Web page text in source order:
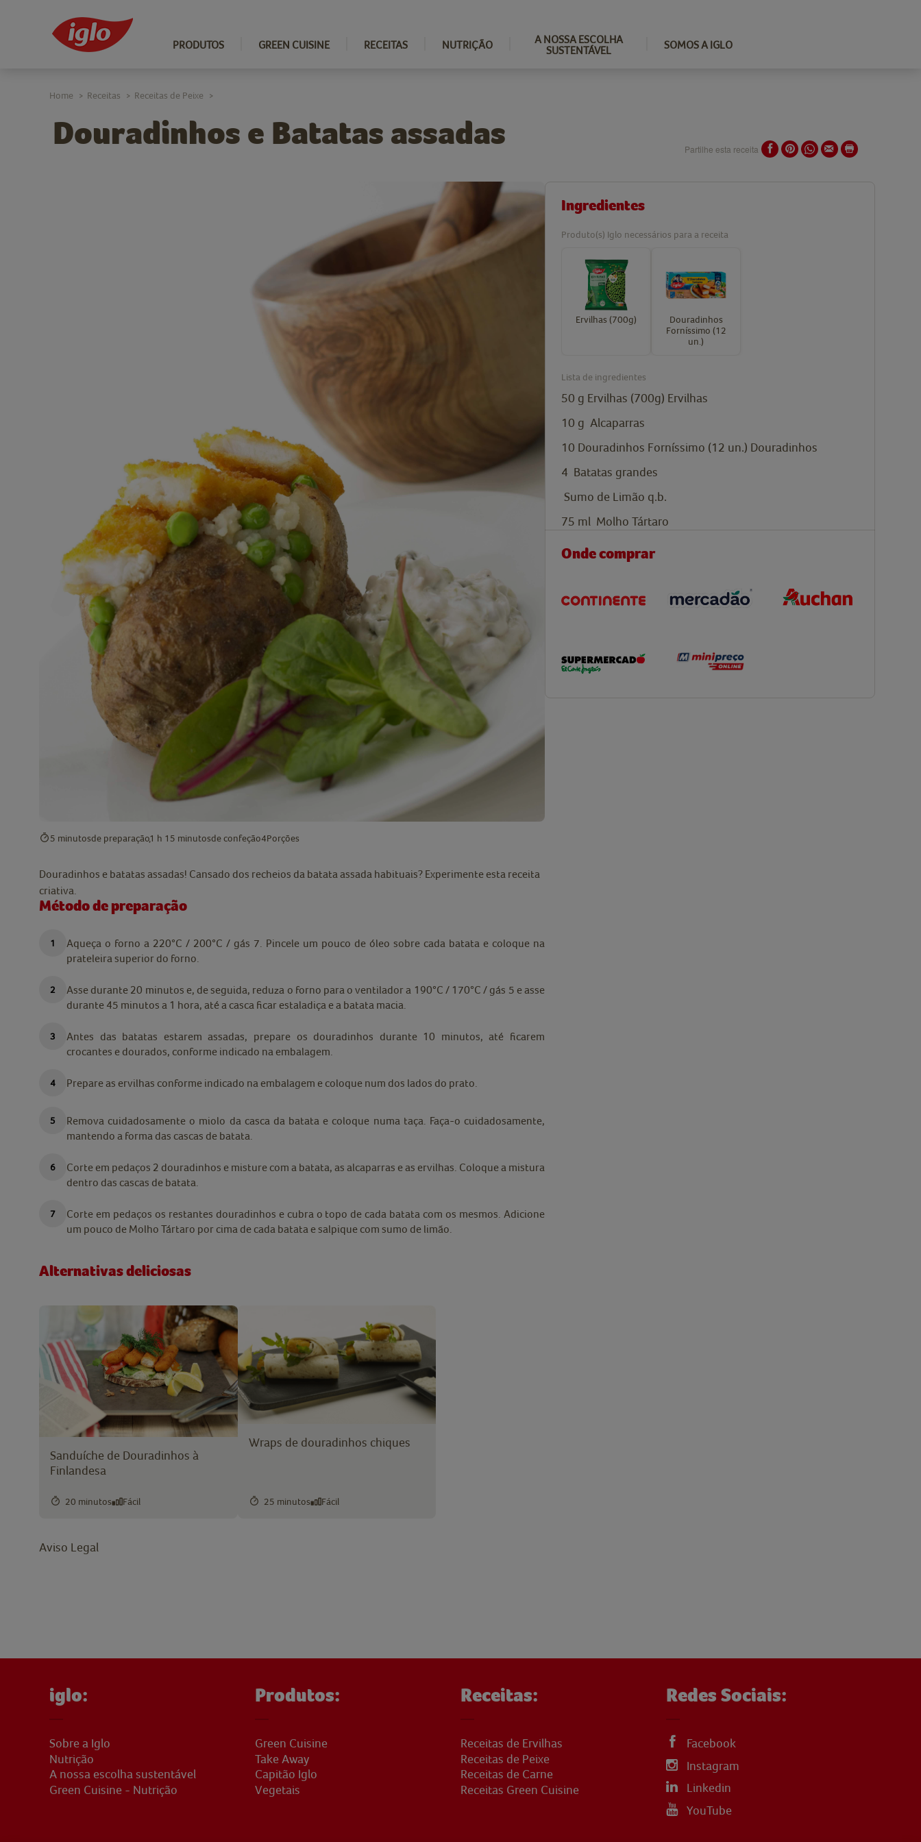
PRODUTOS GREEN CUISINE RECEITAS NUTRIÇÃO
A NOSSA ESCOLHA
SUSTENTÁVEL
SOMOS A IGLO
Douradinhos e Batatas assadas Partilhe esta receita
Home > Receitas > Receitas de Peixe >
5 minutosde preparação1 h 15 minutosde confeção4Porções
Douradinhos e batatas assadas! Cansado dos recheios da batata assada habituais? Experimente esta receita
criativa.
Método de preparação
Aqueça o forno a 220°C / 200°C / gás 7. Pincele um pouco de óleo sobre cada batata e coloque na
prateleira superior do forno.
Asse durante 20 minutos e, de seguida, reduza o forno para o ventilador a 190°C / 170°C / gás 5 e asse
durante 45 minutos a 1 hora, até a casca ficar estaladiça e a batata macia.
Antes das batatas estarem assadas, prepare os douradinhos durante 10 minutos, até ficarem
crocantes e dourados, conforme indicado na embalagem.
Prepare as ervilhas conforme indicado na embalagem e coloque num dos lados do prato.
Remova cuidadosamente o miolo da casca da batata e coloque numa taça. Faça-o cuidadosamente,
mantendo a forma das cascas de batata.
Corte em pedaços 2 douradinhos e misture com a batata, as alcaparras e as ervilhas. Coloque a mistura
dentro das cascas de batata.
Corte em pedaços os restantes douradinhos e cubra o topo de cada batata com os mesmos. Adicione
um pouco de Molho Tártaro por cima de cada batata e salpique com sumo de limão.
Ingredientes
Produto(s) Iglo necessários para a receita
Ervilhas (700g)
Douradinhos
Forníssimo (12
un.)
Lista de ingredientes
50 g Ervilhas (700g) Ervilhas
10 g Alcaparras
10 Douradinhos Forníssimo (12 un.) Douradinhos
4 Batatas grandes
Sumo de Limão q.b.
75 ml Molho Tártaro
Onde comprar
Alternativas deliciosas
Sanduíche de Douradinhos à
Finlandesa
20 minutos Fácil
Wraps de douradinhos chiques
25 minutos Fácil
Aviso Legal
iglo:
Sobre a Iglo
Nutrição
A nossa escolha sustentável
Green Cuisine - Nutrição
Produtos:
Green Cuisine
Take Away
Capitão Iglo
Vegetais
Receitas:
Receitas de Ervilhas
Receitas de Peixe
Receitas de Carne
Receitas Green Cuisine
Redes Sociais:
Facebook
Instagram
Linkedin
YouTube